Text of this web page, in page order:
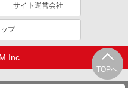
TOPへ
サイト運営会社
プ
Inc.